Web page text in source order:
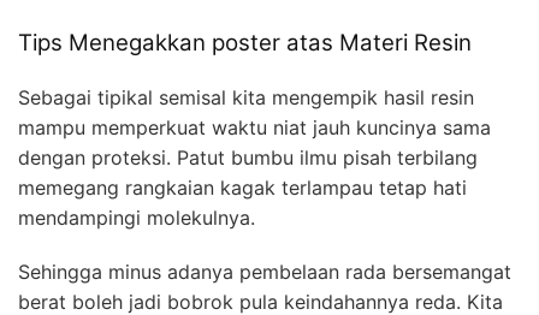
Tips Menegakkan poster atas Materi Resin
Sebagai tipikal semisal kita mengempik hasil resin
mampu memperkuat waktu niat jauh kuncinya sama
dengan proteksi. Patut bumbu ilmu pisah terbilang
memegang rangkaian kagak terlampau tetap hati
mendampingi molekulnya.
Sehingga minus adanya pembelaan rada bersemangat
berat boleh jadi bobrok pula keindahannya reda. Kita